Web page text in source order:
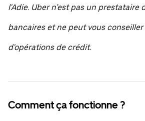
l'Adie. Uber n’est pas un prestataire
bancaires et ne peut vous
d'opérations de crédit.
Comment ça fonctionne ?